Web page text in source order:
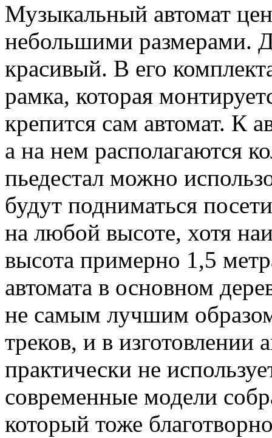
Музыкальный автомат
небольшими размерами.
красивый. В его
рамка, которая
крепится сам автомат. К
а на нем располагаются
пьедестал можно
будут подниматься
на любой высоте, хотя
высота примерно 1,5
автомата в основном
не самым лучшим
треков, и в изготовлении
практически не
современные модели
который тоже